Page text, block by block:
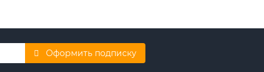
Оформить подписку